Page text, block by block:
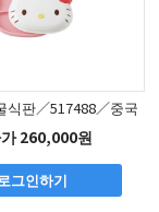
식판／517488／중국
260,000원
그인하기